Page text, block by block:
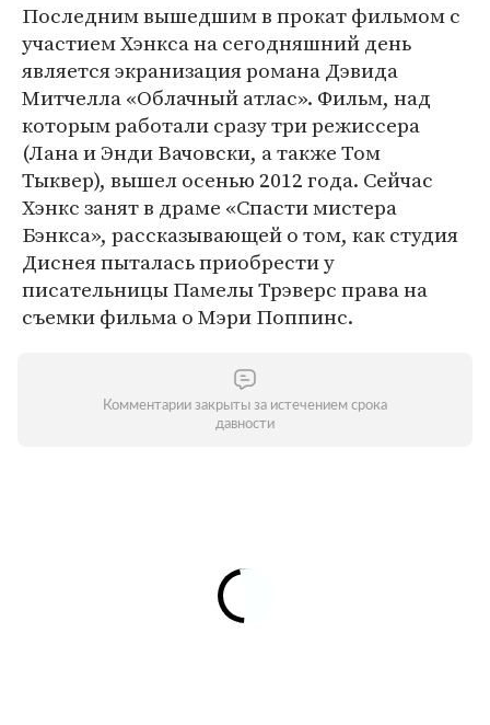
Последним вышедшим в прокат фильмом с
участием Хэнкса на сегодняшний день
является экранизация романа Дэвида
Митчелла «Облачный атлас». Фильм, над
которым работали сразу три режиссера
(Лана и Энди Вачовски, а также Том
Тыквер), вышел осенью 2012 года. Сейчас
Хэнкс занят в драме «Спасти мистера
Бэнкса», рассказывающей о том, как студия
Диснея пыталась приобрести у
писательницы Памелы Трэверс права на
съемки фильма о Мэри Поппинс.
Комментарии закрыты за истечением срока
давности